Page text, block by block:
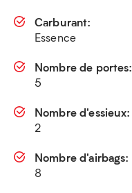
Carburant:
Essence
Nombre de portes:
5
Nombre d'essieux:
2
Nombre d'airbags:
8